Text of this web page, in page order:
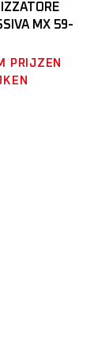
MX 59-
PRIJZEN